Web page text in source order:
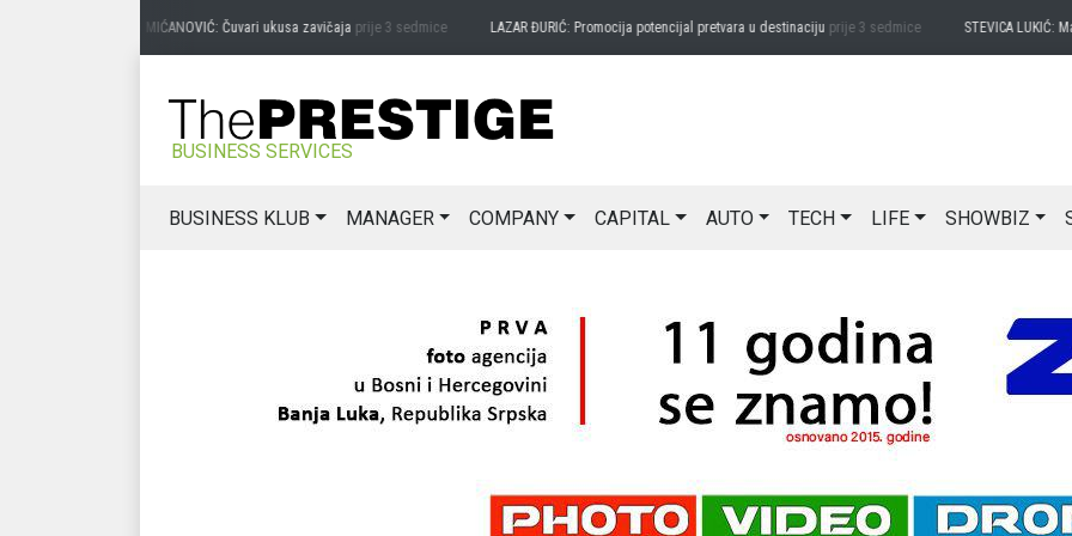
PREDRAG MIĆANOVIĆ: Čuvari ukusa zavičajaprije 3 sedmice LAZAR ĐURIĆ: Promocija potencijal pretvara u destinacijuprije 3 sedmice STEVICA LUKIĆ:
BUSINESS SERVICES
BUSINESS KLUB MANAGER COMPANY CAPITAL AUTO TECH LIFE SHOWBIZ